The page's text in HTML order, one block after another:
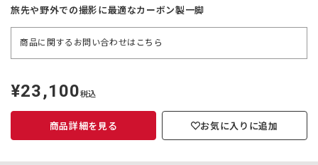
旅先や野外での撮影に最適なカーボン製一脚
商品に関するお問い合わせは こちら
定
価
¥23,100税込
商品詳細を見る お気に入りに追加